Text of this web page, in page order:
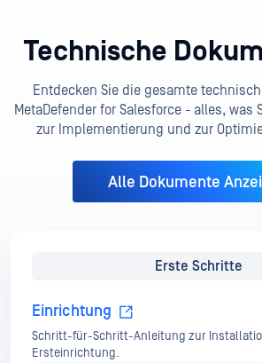
Technische
Entdecken Sie die gesamte
MetaDefender for Salesforce - alles, was
zur Implementierung und zur
Alle Dokumente
Erste Schritte
Einrichtung
Schritt-für-Schritt-Anleitung zur
Ersteinrichtung.